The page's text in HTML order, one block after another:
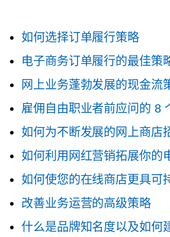
如何选择订单履行策略
电子商务订单履行的最佳策
网上业务蓬勃发展的现金流
雇佣自由职业者前应问的 8
如何为不断发展的网上商店
如何利用网红营销拓展你的
如何使您的在线商店更具可
改善业务运营的高级策略
什么是品牌知名度以及如何